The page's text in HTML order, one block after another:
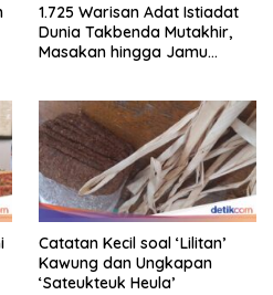
1.725 Warisan Adat Istiadat
Dunia Takbenda Mutakhir,
Masakan hingga Jamu
Catatan Kecil soal ‘Lilitan’
Kawung dan Ungkapan
‘Sateukteuk Heula’